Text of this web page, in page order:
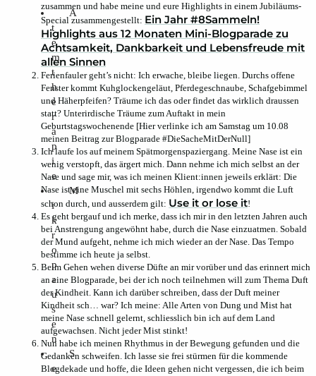
A
t
e
m
t
h
e
r
a
p
i
e
M
i
k
r
o
p
a
u
s
e
n
S
e
zusammen und habe meine und eure Highlights in einem Jubiläums-
Special zusammengestellt: Ein Jahr #8Sammeln!
Highlights aus 12 Monaten Mini-Blogparade zu
Achtsamkeit, Dankbarkeit und Lebensfreude mit
allen Sinnen
Ferienfauler geht’s nicht: Ich erwache, bleibe liegen. Durchs offene
Fenster kommt Kuhglockengeläut, Pferdegeschnaube, Schafgebimmel
und Häherpfeifen? Träume ich das oder findet das wirklich draussen
statt? Unterirdische Träume zum Auftakt in mein
Geburtstagswochenende [Hier verlinke ich am Samstag um 10.08
meinen Beitrag zur Blogparade #DieSacheMitDerNull]
Ich laufe los auf meinem Spätmorgenspaziergang. Meine Nase ist ein
wenig verstopft, das ärgert mich. Dann nehme ich mich selbst an der
Nase und sage mir, was ich meinen Klient:innen jeweils erklärt: Die
Nase ist eine Muschel mit sechs Höhlen, irgendwo kommt die Luft
schon durch, und ausserdem gilt: Use it or lose it!
Es geht bergauf und ich merke, dass ich mir in den letzten Jahren auch
bei Anstrengung angewöhnt habe, durch die Nase einzuatmen. Sobald
der Mund aufgeht, nehme ich mich wieder an der Nase. Das Tempo
bestimme ich heute ja selbst.
Beim Gehen wehen diverse Düfte an mir vorüber und das erinnert mich
an eine Blogparade, bei der ich noch teilnehmen will zum Thema Duft
der Kindheit. Kann ich darüber schreiben, dass der Duft meiner
Kindheit sch… war? Ich meine: Alle Arten von Dung und Mist hat
meine Nase schnell gelernt, schliesslich bin ich auf dem Land
aufgewachsen. Nicht jeder Mist stinkt!
Nun habe ich meinen Rhythmus in der Bewegung gefunden und die
Gedanken schweifen. Ich lasse sie frei stürmen für die kommende
Blogdekade und hoffe, die Ideen gehen nicht vergessen, die ich beim